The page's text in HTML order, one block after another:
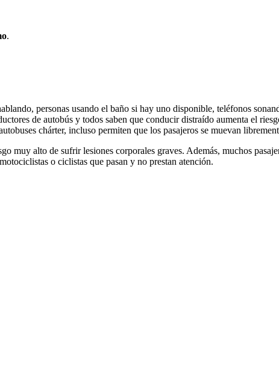
.
personas usando el baño si hay uno disponible, teléfonos
de autobús y todos saben que conducir distraído aumenta el
chárter, incluso permiten que los pasajeros se muevan
muy alto de sufrir lesiones corporales graves. Además, muchos
o ciclistas que pasan y no prestan atención.